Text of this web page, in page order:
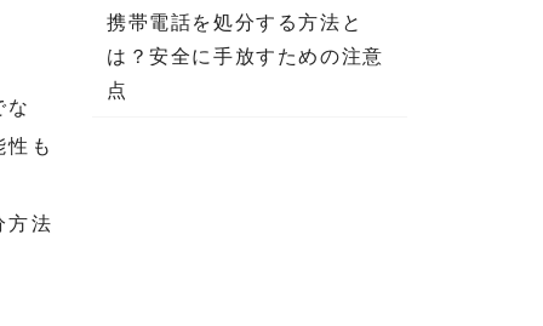
な
性も
方法
携帯電話を処分する方法と
は？安全に手放すための注意
点